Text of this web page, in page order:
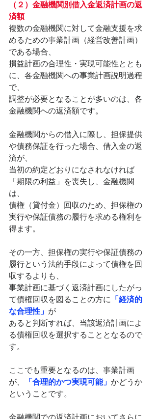
（２）金融機関別借入金返済計画の返
済額
複数の金融機関に対して金融支援を求
めるための事業計画（経営改善計画）
である場合、
損益計画の合理性・実現可能性ととも
に、各金融機関への事業計画説明過程
で、
調整が必要となることが多いのは、各
金融機関への返済額です。
金融機関からの借入に際し、担保提供
や債務保証を行った場合、借入金の返
済が、
当初の約定どおりになされなければ
「期限の利益」を喪失し、金融機関
は、
債権（貸付金）回収のため、担保権の
実行や保証債務の履行を求める権利を
得ます。
その一方、担保権の実行や保証債務の
履行という法的手段によって債権を回
収するよりも、
事業計画に基づく返済計画にしたがっ
て債権回収を図ることの方に
「経済的
な合理性」 が
あると判断すれば、当該返済計画によ
る債権回収を選択することとなるので
す。
ここでも重要となるのは、事業計画
が、
「合理的かつ実現可能」 かどうか
ということです。
金融機関での返済計画においてさらに